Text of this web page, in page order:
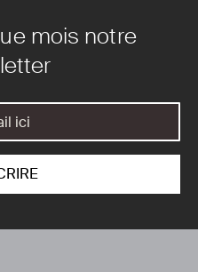
mois notre